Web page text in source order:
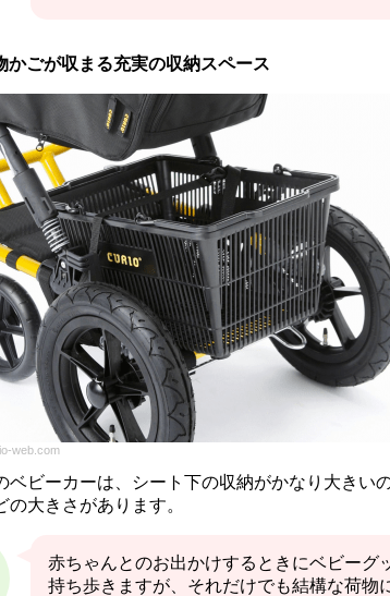
かごが収まる充実の収納スペース
web.com
ベビーカーは、シート下の収納がかなり大きい
の大きさがあります。
赤ちゃんとのお出かけするときにベビーグ
持ち歩きますが、それだけでも結構な荷物